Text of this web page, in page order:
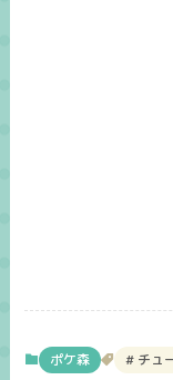
ポケ森 チュ